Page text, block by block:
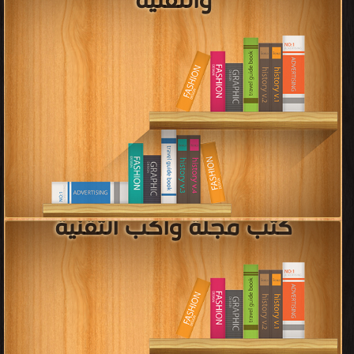
قراءة و تحميل كتب في كتب هندسة الإلكترونيات مجانا